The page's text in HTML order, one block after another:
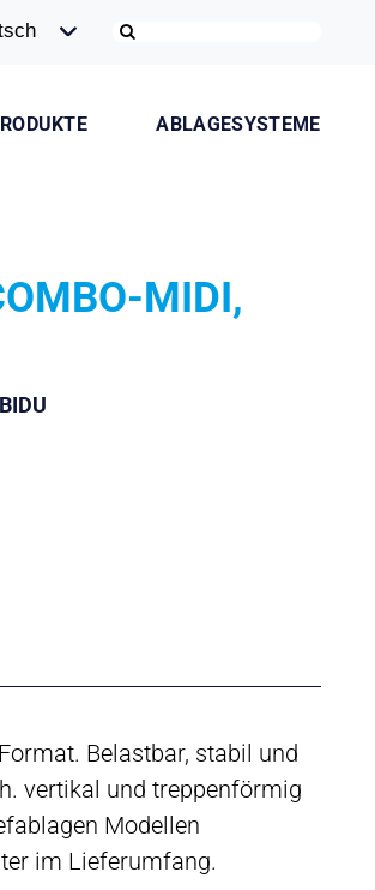
ABLAGESYSTEME
MIDI,
Belastbar, stabil und
vertikal und treppenförmig
Modellen
im Lieferumfang.